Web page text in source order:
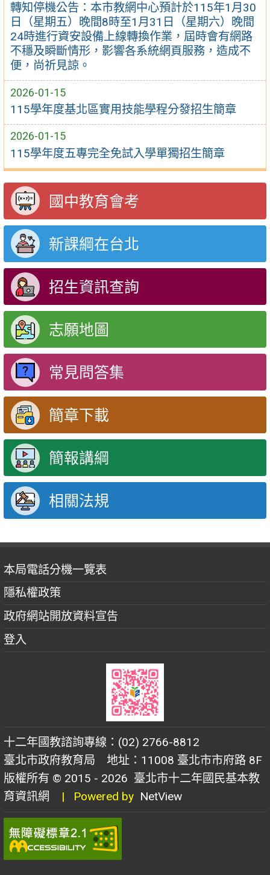
轉知停機公告：本市教網中心預計於115年1月30
日（星期五）晚間8時至1月31日（星期六）晚間
24時進行資安設備上線轉換作業，屆時會有網路
不穩及瞬斷情形，影響各系統網頁服務，造成不
便，尚祈見諒。
2026-01-15
115學年度基北區實用技能學程分發招生簡章
2026-01-15
115學年度五專完全免試入學單獨招生簡章
國中教育會考
新課綱在台北
招生資訊查詢
志願地圖
常見問答集
簡章下載
簡報講綱
相關法規
本局電話分機一覽表
隱私權政策
政府網站開放資料宣告
登入
十二年國教諮詢專線：(02) 2766-8812
臺北市政府教育局 地址：11008 臺北市市府路 8F
版權所有 © 2015 - 2026 臺北市十二年國民基本教
育資訊網
| Powered by NetView